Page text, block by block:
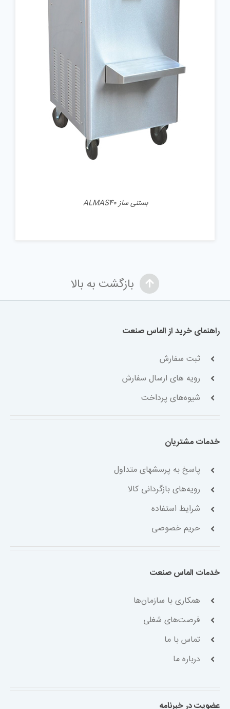
بستنی ساز ALMAS40
بازگشت به بالا
راهنمای خرید از الماس صنعت
ثبت سفارش
رویه های ارسال سفارش
شیوه‌های پرداخت
خدمات مشتریان
پاسخ به پرسشهای متداول
رویه‌های بازگردانی کالا
شرایط استفاده
حریم خصوصی
خدمات الماس صنعت
همکاری با سازمان‌ها
فرصت‌های شغلی
تماس با ما
درباره ما